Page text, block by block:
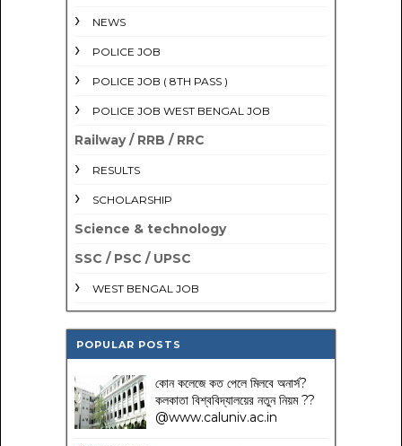
NEWS
POLICE JOB
POLICE JOB ( 8TH PASS )
POLICE JOB WEST BENGAL JOB
Railway / RRB / RRC
RESULTS
SCHOLARSHIP
Science & technology
SSC / PSC / UPSC
WEST BENGAL JOB
POPULAR POSTS
কোন কলেজে কত পেলে মিলবে অনার্স?
কলকাতা বিশ্ববিদ্যালয়ের নতুন নিয়ম??
@www.caluniv.ac.in